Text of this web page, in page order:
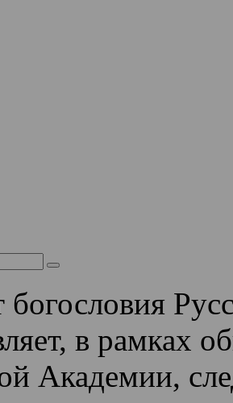
богословия
в рамках
Академии,